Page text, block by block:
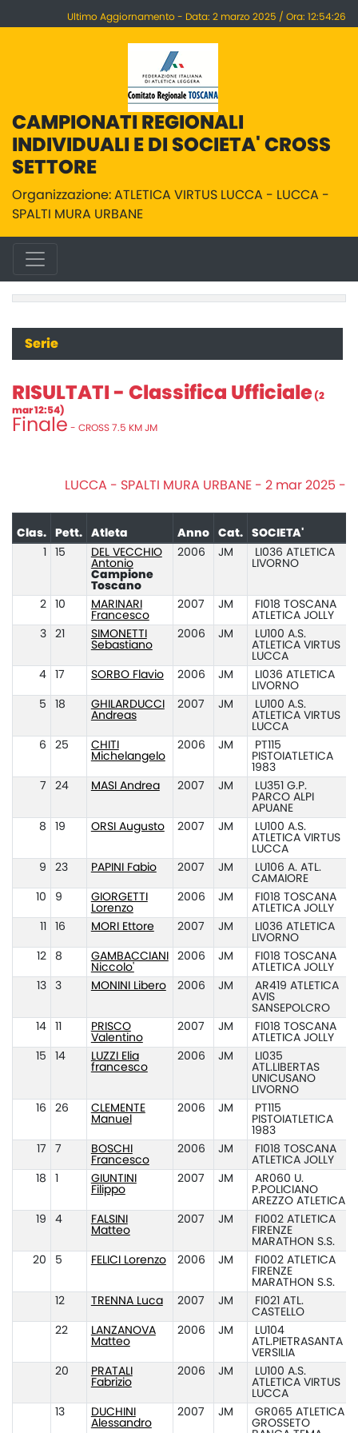
Ultimo Aggiornamento - Data: 2 marzo 2025 / Ora: 12:54:26
CAMPIONATI REGIONALI
INDIVIDUALI E DI SOCIETA' CROSS
SETTORE
Organizzazione: ATLETICA VIRTUS LUCCA - LUCCA -
SPALTI MURA URBANE
Serie
RISULTATI - Classifica Ufficiale (2
mar 12:54)
Finale - CROSS 7.5 KM JM
LUCCA - SPALTI MURA URBANE - 2 mar 2025 -
Clas. Pett. Atleta Anno Cat. SOCIETA'
15
DEL VECCHIO
Antonio
Campione
Toscano
2006 JM
LI036 ATLETICA
LIVORNO
2 10
MARINARI
Francesco
2007 JM
FI018 TOSCANA
ATLETICA JOLLY
3
21
SIMONETTI
Sebastiano
2006 JM
LU100 A.S.
ATLETICA VIRTUS
LUCCA
4
17 SORBO Flavio 2006 JM
LI036 ATLETICA
LIVORNO
5
18
GHILARDUCCI
Andreas
2007 JM
LU100 A.S.
ATLETICA VIRTUS
LUCCA
6
25
CHITI
Michelangelo
2006 JM
PT115
PISTOIATLETICA
1983
7
24 MASI Andrea 2007 JM
LU351 G.P.
PARCO ALPI
APUANE
8
19 ORSI Augusto 2007 JM
LU100 A.S.
ATLETICA VIRTUS
LUCCA
9
23 PAPINI Fabio 2007 JM
LU106 A. ATL.
CAMAIORE
10
9
GIORGETTI
Lorenzo
2006 JM
FI018 TOSCANA
ATLETICA JOLLY
16 MORI Ettore 2007 JM
LI036 ATLETICA
LIVORNO
12
8
GAMBACCIANI
Niccolo'
2006 JM
FI018 TOSCANA
ATLETICA JOLLY
13
3 MONINI Libero 2006 JM
AR419 ATLETICA
AVIS
SANSEPOLCRO
14
PRISCO
Valentino
2007 JM
FI018 TOSCANA
ATLETICA JOLLY
15
14
LUZZI Elia
francesco
2006 JM
LI035
ATL.LIBERTAS
UNICUSANO
LIVORNO
16
26
CLEMENTE
Manuel
2006 JM
PT115
PISTOIATLETICA
1983
17
7
BOSCHI
Francesco
2006 JM
FI018 TOSCANA
ATLETICA JOLLY
18
GIUNTINI
Filippo
2007 JM
AR060 U.
P.POLICIANO
AREZZO ATLETICA
19
4
FALSINI
Matteo
2007 JM
FI002 ATLETICA
FIRENZE
MARATHON S.S.
20
5 FELICI Lorenzo 2006 JM
FI002 ATLETICA
FIRENZE
MARATHON S.S.
12
TRENNA Luca 2007 JM
FI021 ATL.
CASTELLO
22
LANZANOVA
Matteo
2006 JM
LU104
ATL.PIETRASANTA
VERSILIA
20
PRATALI
Fabrizio
2006 JM
LU100 A.S.
ATLETICA VIRTUS
LUCCA
13
DUCHINI
Alessandro
2007 JM
GR065 ATLETICA
GROSSETO